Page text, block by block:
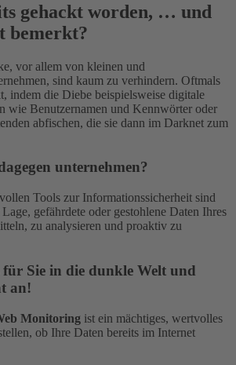
gehackt worden, … und
bemerkt?
vor allem von kleinen und
sind kaum zu verhindern. Oftmals
indem die Diebe beispielsweise digitale
wie Benutzernamen und Kennwörter oder
abfischen, die sie dann im Darknet zum
unternehmen?
Tools zur Informationssicherheit sind
gefährdete oder gestohlene Daten Ihres
zu analysieren und proaktiv zu
für Sie in die dunkle Welt und
an!
Monitoring ist ein mächtiges, wertvolles
ob Ihre Daten bereits im Internet